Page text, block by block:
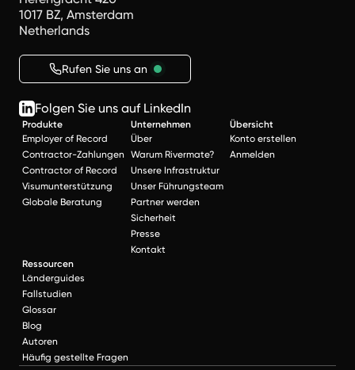
1017 BZ, Amsterdam
Netherlands
Rufen Sie uns an
Folgen Sie uns auf LinkedIn
Produkte
Employer of Record
Contractor-Zahlungen
Contractor of Record
Visumunterstützung
Globale Beratung
Unternehmen
Über
Warum Rivermate?
Unsere Infrastruktur
Unser Führungsteam
Partner werden
Sicherheit
Presse
Kontakt
Übersicht
Konto erstellen
Anmelden
Ressourcen
Länderguides
Fallstudien
Glossar
Blog
Autoren
Häufig gestellte Fragen